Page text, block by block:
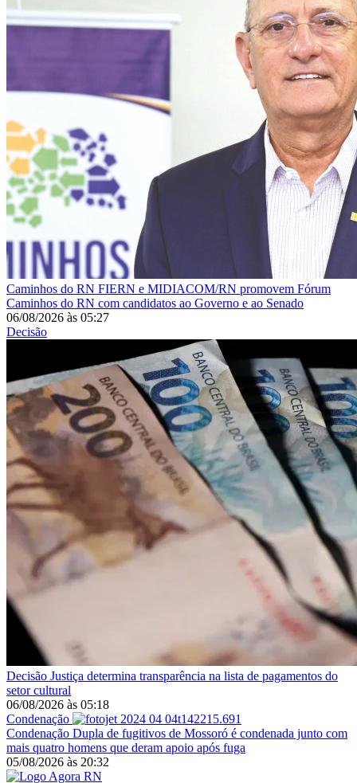
Caminhos do RN FIERN e MIDIACOM/RN promovem Fórum
Caminhos do RN com candidatos ao Governo e ao Senado
06/08/2026 às 05:27
Decisão
Decisão Justiça determina transparência na lista de pagamentos do
setor cultural
06/08/2026 às 05:18
Condenação
Condenação Dupla de fugitivos de Mossoró é condenada junto com
mais quatro homens que deram apoio após fuga
05/08/2026 às 20:32